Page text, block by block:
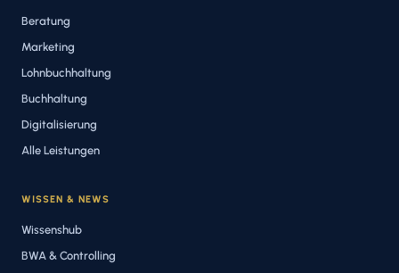
Beratung
Marketing
Lohnbuchhaltung
Buchhaltung
Digitalisierung
Alle Leistungen
WISSEN & NEWS
Wissenshub
BWA & Controlling